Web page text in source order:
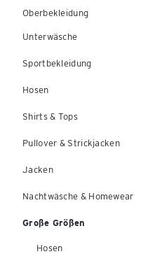
Oberbekleidung
Unterwäsche
Sportbekleidung
Hosen
Shirts & Tops
Pullover & Strickjacken
Jacken
Nachtwäsche & Homewear
Große Größen
Hosen